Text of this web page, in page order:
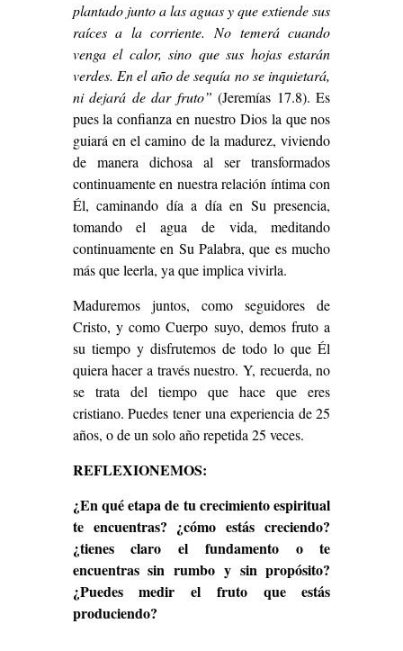
plantado junto a las aguas y que extiende sus
raíces a la corriente. No temerá cuando
venga el calor, sino que sus hojas estarán
verdes. En el año de sequía no se inquietará,
ni dejará de dar fruto” (Jeremías 17.8). Es
pues la confianza en nuestro Dios la que nos
guiará en el camino de la madurez, viviendo
de manera dichosa al ser transformados
continuamente en nuestra relación íntima con
Él, caminando día a día en Su presencia,
tomando el agua de vida, meditando
continuamente en Su Palabra, que es mucho
más que leerla, ya que implica vivirla.
Maduremos juntos, como seguidores de
Cristo, y como Cuerpo suyo, demos fruto a
su tiempo y disfrutemos de todo lo que Él
quiera hacer a través nuestro. Y, recuerda, no
se trata del tiempo que hace que eres
cristiano. Puedes tener una experiencia de 25
años, o de un solo año repetida 25 veces.
REFLEXIONEMOS:
¿En qué etapa de tu crecimiento espiritual
te encuentras? ¿cómo estás creciendo?
¿tienes claro el fundamento o te
encuentras sin rumbo y sin propósito?
¿Puedes medir el fruto que estás
produciendo?